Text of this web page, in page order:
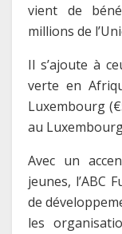
vient de
millions de
Il s’ajoute à
verte en
Luxembourg
au
Avec un
jeunes, l’ABC
de
les